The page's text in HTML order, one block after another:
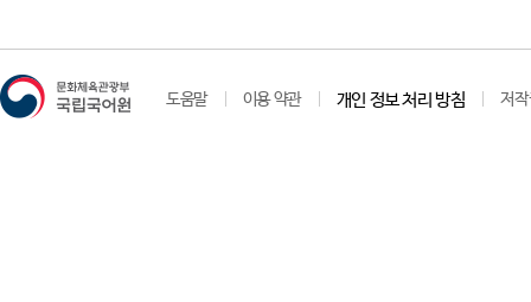
도움말 이용 약관 개인 정보 처리 방침 저